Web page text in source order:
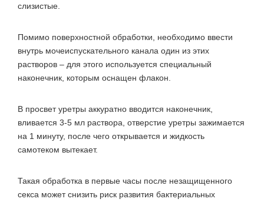
слизистые.
Помимо поверхностной обработки, необходимо ввести
внутрь мочеиспускательного канала один из этих
растворов – для этого используется специальный
наконечник, которым оснащен флакон.
В просвет уретры аккуратно вводится наконечник,
вливается 3-5 мл раствора, отверстие уретры зажимается
на 1 минуту, после чего открывается и жидкость
самотеком вытекает.
Такая обработка в первые часы после незащищенного
секса может снизить риск развития бактериальных